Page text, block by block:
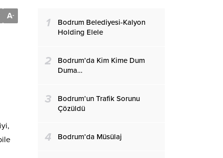
A-
1
Bodrum Belediyesi-Kalyon
Holding Elele
2
Bodrum’da Kim Kime Dum
Duma…
3
Bodrum’un Trafik Sorunu
Çözüldü
4 Bodrum’da Müsülaj